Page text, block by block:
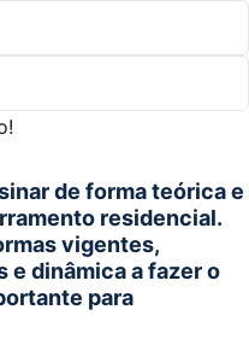
de forma teórica e
residencial.
vigentes,
e dinâmica a fazer o
para